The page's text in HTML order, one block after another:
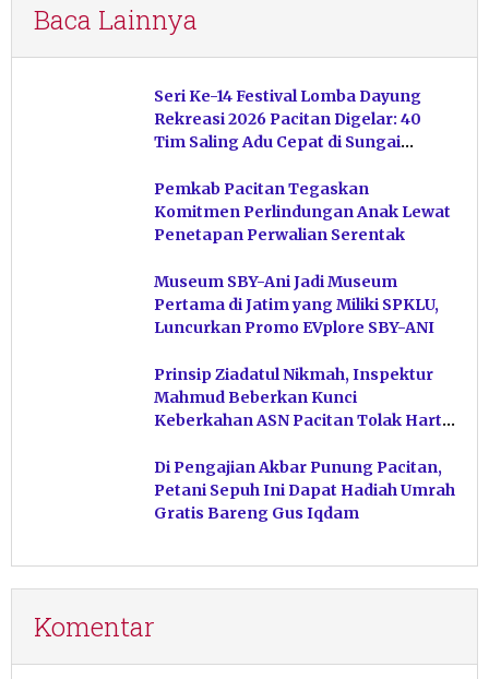
Baca Lainnya
Seri Ke-14 Festival Lomba Dayung
Rekreasi 2026 Pacitan Digelar: 40
Tim Saling Adu Cepat di Sungai
Pemkab Pacitan Tegaskan
Komitmen Perlindungan Anak Lewat
Penetapan Perwalian Serentak
Museum SBY-Ani Jadi Museum
Pertama di Jatim yang Miliki SPKLU,
Luncurkan Promo EVplore SBY-ANI
Prinsip Ziadatul Nikmah, Inspektur
Mahmud Beberkan Kunci
Keberkahan ASN Pacitan Tolak Harta
Di Pengajian Akbar Punung Pacitan,
Petani Sepuh Ini Dapat Hadiah Umrah
Gratis Bareng Gus Iqdam
Komentar